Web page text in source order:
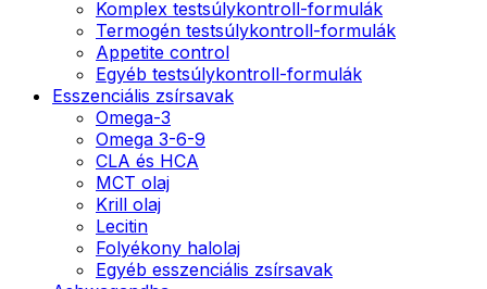
Komplex testsúlykontroll-formulák
Termogén testsúlykontroll-formulák
Appetite control
Egyéb testsúlykontroll-formulák
Esszenciális zsírsavak
Omega-3
Omega 3-6-9
CLA és HCA
MCT olaj
Krill olaj
Lecitin
Folyékony halolaj
Egyéb esszenciális zsírsavak